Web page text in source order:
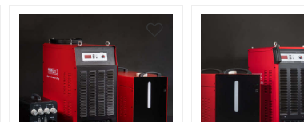
y rendimiento para
metales gruesos
rápidamente.